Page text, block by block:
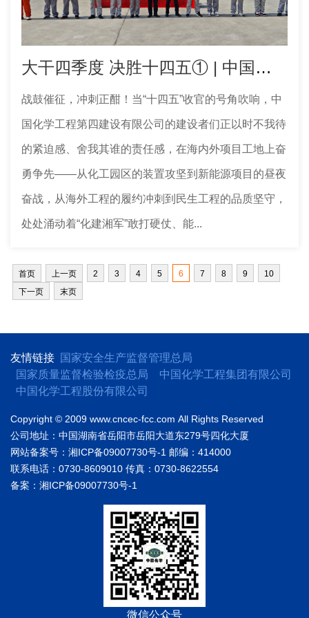
大干四季度 决胜十四五① | 中国化学工程四化建多个工程项目取得新进展
战鼓催征，冲刺正酣！当“十四五”收官的号角吹响，中
国化学工程第四建设有限公司的建设者们正以时不我待
的紧迫感、舍我其谁的责任感，在海内外项目工地上奋
勇争先——从化工园区的装置攻坚到新能源项目的昼夜
奋战，从海外工程的履约冲刺到民生工程的品质坚守，
处处涌动着“化建湘军”敢打硬仗、能...
首页 上一页 2 3 4 5 6 7 8 9
10
下一页
末页
友情链接
国家安全生产监督管理总局
国家质量监督检验检疫总局
中国化学工程集团有限公司
中国化学工程股份有限公司
Copyright © 2009 www.cncec-fcc.com All Rights Reserved
公司地址：中国湖南省岳阳市岳阳大道东279号四化大厦
网站备案号：湘ICP备09007730号-1 邮编：414000
联系电话：0730-8609010 传真：0730-8622554
备案：湘ICP备09007730号-1
微信公众号